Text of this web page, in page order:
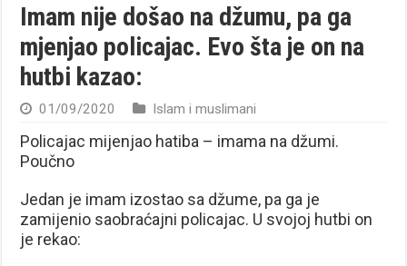
Imam nije došao na džumu, pa ga
mjenjao policajac. Evo šta je on na
hutbi kazao:
01/09/2020 Islam i muslimani
Policajac mijenjao hatiba – imama na džumi.
Poučno
Jedan je imam izostao sa džume, pa ga je
zamijenio saobraćajni policajac. U svojoj hutbi on
je rekao: